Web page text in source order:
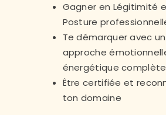
Gagner en Légitimité
Posture
Te démarquer avec
approche
énergétique complète
Être certifiée et
ton domaine